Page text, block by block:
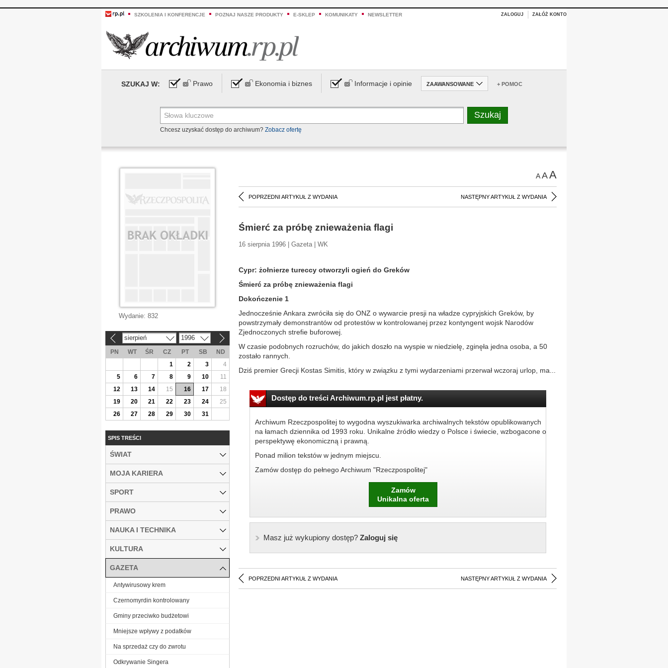
SZKOLENIA I KONFERENCJE POZNAJ NASZE PRODUKTY E-SKLEP KOMUNIKATY NEWSLETTER ZALOGUJ ZAŁÓŻ KONTO
SZUKAJ W: Prawo Ekonomia i biznes Informacje i opinie ZAAWANSOWANE + POMOC
Chcesz uzyskać dostęp do archiwum? Zobacz ofertę
AAA
POPRZEDNI ARTYKUŁ Z WYDANIA NASTĘPNY ARTYKUŁ Z WYDANIA
Śmierć za próbę znieważenia flagi
16 sierpnia 1996 | Gazeta | WK
Cypr: żołnierze tureccy otworzyli ogień do Greków
Śmierć za próbę znieważenia flagi
Dokończenie 1
Jednocześnie Ankara zwróciła się do ONZ o wywarcie presji na władze cypryjskich Greków, by
powstrzymały demonstrantów od protestów w kontrolowanej przez kontyngent wojsk Narodów
Zjednoczonych strefie buforowej.
W czasie podobnych rozruchów, do jakich doszło na wyspie w niedzielę, zginęła jedna osoba, a 50
zostało rannych.
Dziś premier Grecji Kostas Simitis, który w związku z tymi wydarzeniami przerwał wczoraj urlop, ma...
Dostęp do treści Archiwum.rp.pl jest płatny.
Archiwum Rzeczpospolitej to wygodna wyszukiwarka archiwalnych tekstów opublikowanych
na łamach dziennika od 1993 roku. Unikalne źródło wiedzy o Polsce i świecie, wzbogacone o
perspektywę ekonomiczną i prawną.
Ponad milion tekstów w jednym miejscu.
Zamów dostęp do pełnego Archiwum "Rzeczpospolitej"
Zamów
Unikalna oferta
Masz już wykupiony dostęp?Zaloguj się
POPRZEDNI ARTYKUŁ Z WYDANIA NASTĘPNY ARTYKUŁ Z WYDANIA
Wydanie: 832
sierpień 1996
PN WT ŚR CZ PT SB
ND
1
2 3
4
5
6 7 8 9 10
11
12
13 14 15 16 17
18
19
20 21 22 23 24
25
26
27 28 29 30 31
SPIS TREŚCI
ŚWIAT
MOJA KARIERA
SPORT
PRAWO
NAUKA I TECHNIKA
KULTURA
GAZETA
Antywirusowy krem
Czernomyrdin kontrolowany
Gminy przeciwko budżetowi
Mniejsze wpływy z podatków
Na sprzedaż czy do zwrotu
Odkrywanie Singera